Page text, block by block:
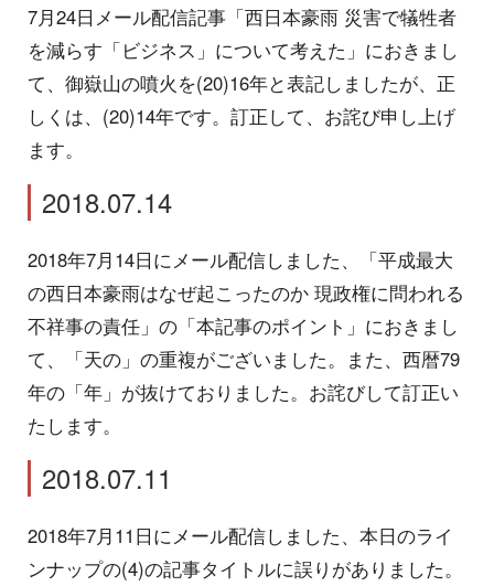
7月24日メール配信記事「西日本豪雨 災害で犠牲者
を減らす「ビジネス」について考えた」におきまし
て、御嶽山の噴火を(20)16年と表記しましたが、正
しくは、(20)14年です。訂正して、お詫び申し上げ
ます。
2018.07.14
2018年7月14日にメール配信しました、「平成最大
の西日本豪雨はなぜ起こったのか 現政権に問われる
不祥事の責任」の「本記事のポイント」におきまし
て、「天の」の重複がございました。また、西暦79
年の「年」が抜けておりました。お詫びして訂正い
たします。
2018.07.11
2018年7月11日にメール配信しました、本日のライ
ンナップの(4)の記事タイトルに誤りがありました。